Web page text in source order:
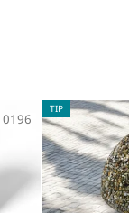
0196
TIP